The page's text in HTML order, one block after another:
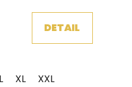
DETAIL
L XL XXL